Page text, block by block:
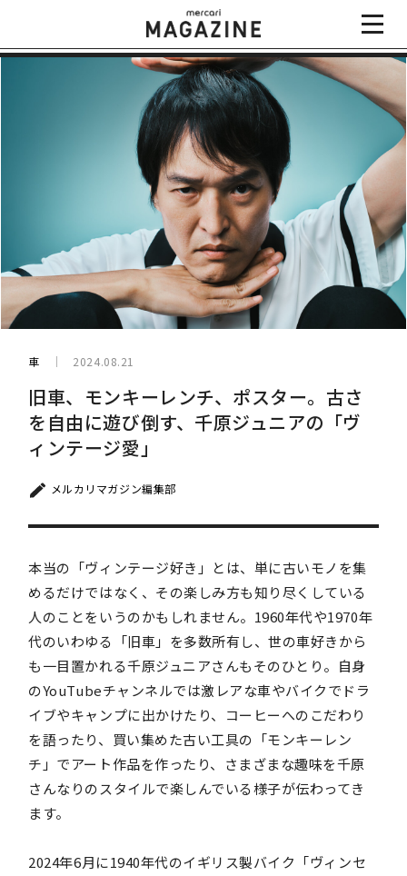
車 2024.08.21
旧車、モンキーレンチ、ポスター。古さ
を自由に遊び倒す、千原ジュニアの「ヴ
ィンテージ愛」
メルカリマガジン編集部
本当の「ヴィンテージ好き」とは、単に古いモノを集
めるだけではなく、その楽しみ方も知り尽くしている
人のことをいうのかもしれません。1960年代や1970年
代のいわゆる「旧車」を多数所有し、世の車好きから
も一目置かれる千原ジュニアさんもそのひとり。自身
のYouTubeチャンネルでは激レアな車やバイクでドラ
イブやキャンプに出かけたり、コーヒーへのこだわり
を語ったり、買い集めた古い工具の「モンキーレン
チ」でアート作品を作ったり、さまざまな趣味を千原
さんなりのスタイルで楽しんでいる様子が伝わってき
ます。
2024年6月に1940年代のイギリス製バイク「ヴィンセ